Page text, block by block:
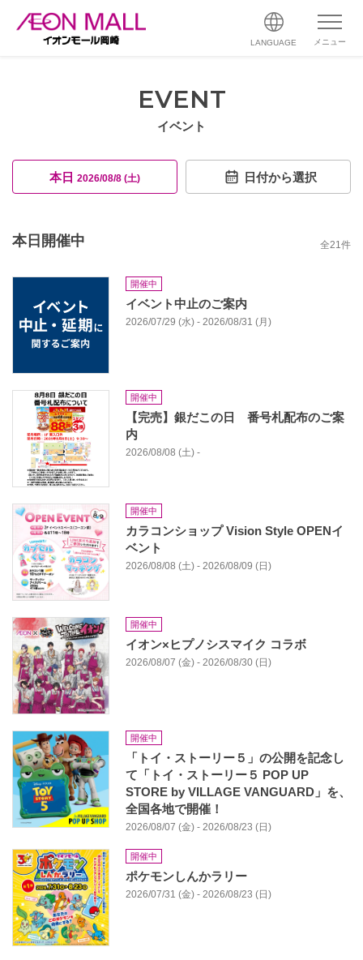
LANGUAGE メニュー
EVENT
イベント
本日 2026/08/8 (土) 日付から選択
本日開催中 全21件
開催中
イベント中止のご案内
2026/07/29 (水) - 2026/08/31 (月)
開催中
【完売】銀だこの日 番号札配布のご案
内
2026/08/08 (土) -
開催中
カラコンショップ Vision Style OPENイ
ベント
2026/08/08 (土) - 2026/08/09 (日)
開催中
イオン×ヒプノシスマイク コラボ​
2026/08/07 (金) - 2026/08/30 (日)
開催中
「トイ・ストーリー５」の公開を記念し
て「トイ・ストーリー５ POP UP
STORE by VILLAGE VANGUARD」を、
全国各地で開催！
2026/08/07 (金) - 2026/08/23 (日)
開催中
ポケモンしんかラリー
2026/07/31 (金) - 2026/08/23 (日)